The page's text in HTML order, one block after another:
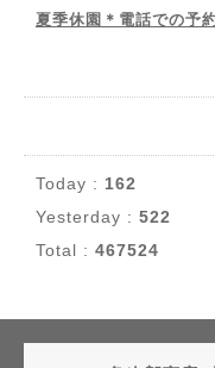
夏季休園＊電話での予
Today : 162
Yesterday : 522
Total : 467524